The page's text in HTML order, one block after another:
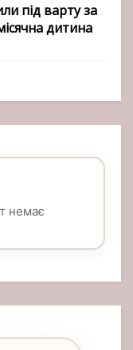
під варту за
дитина
немає